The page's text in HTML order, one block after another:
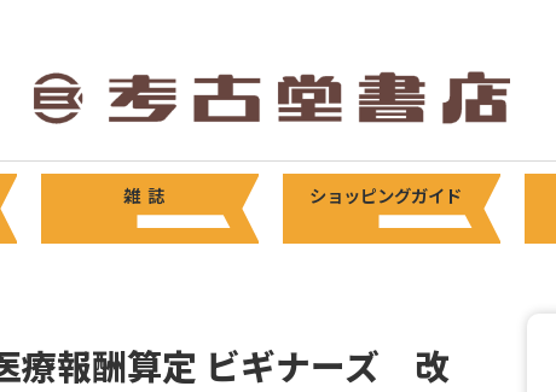
雑 誌 ショッピングガイド
療報酬算定 ビギナーズ 改